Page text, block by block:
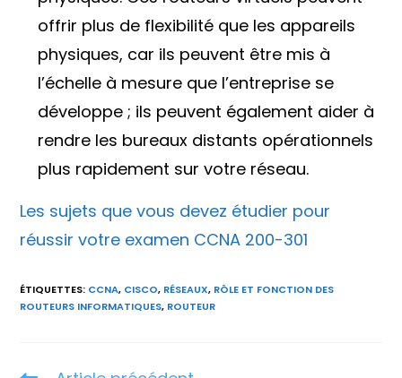
offrir plus de flexibilité que les appareils
physiques, car ils peuvent être mis à
l’échelle à mesure que l’entreprise se
développe ; ils peuvent également aider à
rendre les bureaux distants opérationnels
plus rapidement sur votre réseau.
Les sujets que vous devez étudier pour
réussir votre examen CCNA 200-301
ÉTIQUETTES: CCNA, CISCO, RÉSEAUX, RÔLE ET FONCTION DES
ROUTEURS INFORMATIQUES, ROUTEUR